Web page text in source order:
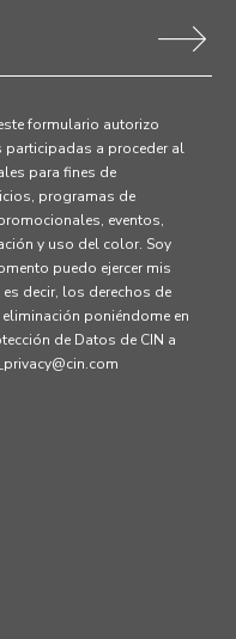
formulario autorizo
participadas a proceder al
para fines de
programas de
eventos,
y uso del color. Soy
puedo ejercer mis
decir, los derechos de
poniéndome en
de Datos de CIN a